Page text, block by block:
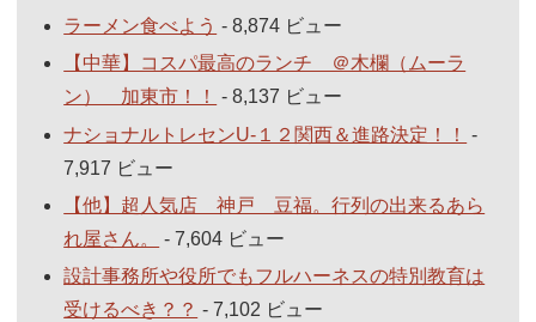
ラーメン食べよう - 8,874 ビュー
【中華】コスパ最高のランチ ＠木欄（ムーラ
ン） 加東市！！
- 8,137 ビュー
ナショナルトレセンU-１２関西＆進路決定！！
-
7,917 ビュー
【他】超人気店 神戸 豆福。行列の出来るあら
れ屋さん。
- 7,604 ビュー
設計事務所や役所でもフルハーネスの特別教育は
受けるべき？？ - 7,102 ビュー